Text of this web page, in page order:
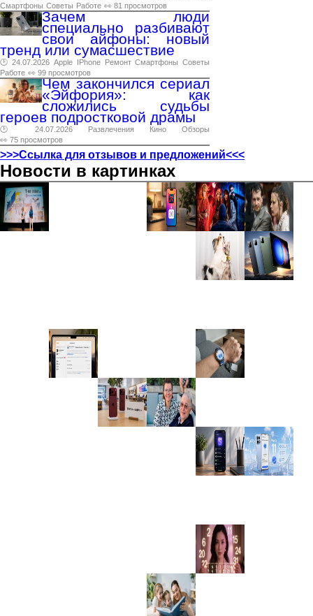
Смартфоны Советы Работе 👀 81 просмотров
Зачем люди
специально разбивают
свои айфоны: новый
тренд или сумасшествие
🕑 24.07.2026 Apple IPhone Ремонт Смартфоны Советы
Работе 👀 99 просмотров
Чем закончился сериал
«Эйфория»: как
сложились судьбы
героев подростковой драмы
🕑 24.07.2026 Развлечения Кино
Обзоры
👀 75 просмотров
>>>Ссылка для отзывов и предложений<<<
Новости в картинках